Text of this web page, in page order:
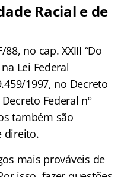
Racial e de
no cap. XXIII “Do
Lei Federal
1997, no Decreto
Federal nº
também são
direito.
mais prováveis de